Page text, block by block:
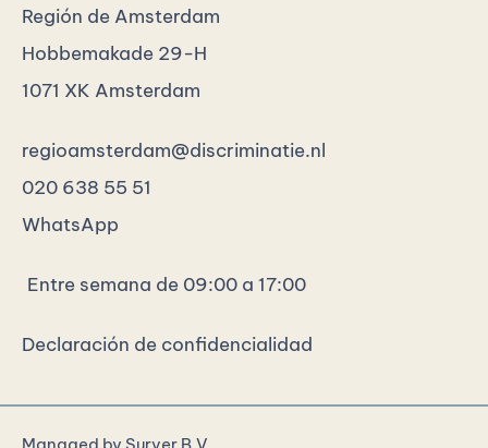
Región de Amsterdam
Hobbemakade 29-H
1071 XK Amsterdam
regioamsterdam@discriminatie.nl
020 638 55 51
WhatsApp
Entre semana de 09:00 a 17:00
Declaración de confidencialidad